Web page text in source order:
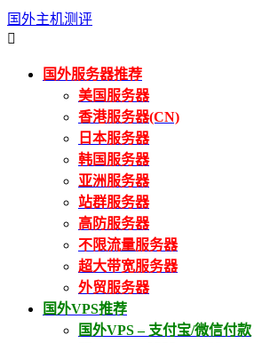
国外主机测评

国外服务器推荐
美国服务器
香港服务器(CN)
日本服务器
韩国服务器
亚洲服务器
站群服务器
高防服务器
不限流量服务器
超大带宽服务器
外贸服务器
国外VPS推荐
国外VPS – 支付宝/微信付款